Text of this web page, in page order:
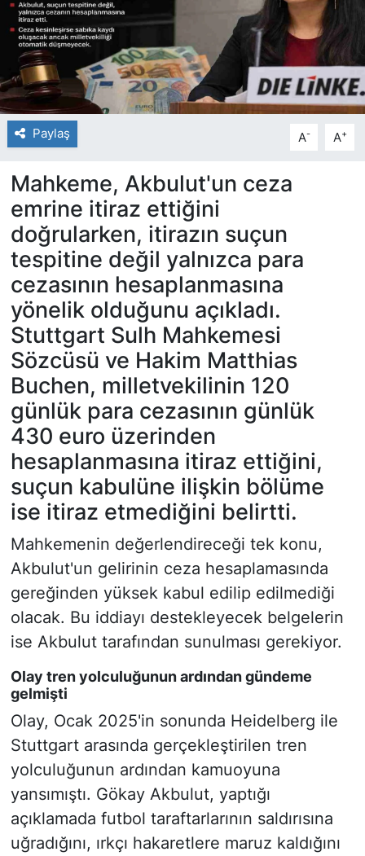
Paylaş A- A+
Mahkeme, Akbulut'un ceza
emrine itiraz ettiğini
doğrularken, itirazın suçun
tespitine değil yalnızca para
cezasının hesaplanmasına
yönelik olduğunu açıkladı.
Stuttgart Sulh Mahkemesi
Sözcüsü ve Hakim Matthias
Buchen, milletvekilinin 120
günlük para cezasının günlük
430 euro üzerinden
hesaplanmasına itiraz ettiğini,
suçun kabulüne ilişkin bölüme
ise itiraz etmediğini belirtti.
Mahkemenin değerlendireceği tek konu,
Akbulut'un gelirinin ceza hesaplamasında
gereğinden yüksek kabul edilip edilmediği
olacak. Bu iddiayı destekleyecek belgelerin
ise Akbulut tarafından sunulması gerekiyor.
Olay tren yolculuğunun ardından gündeme
gelmişti
Olay, Ocak 2025'in sonunda Heidelberg ile
Stuttgart arasında gerçekleştirilen tren
yolculuğunun ardından kamuoyuna
yansımıştı. Gökay Akbulut, yaptığı
açıklamada futbol taraftarlarının saldırısına
uğradığını, ırkçı hakaretlere maruz kaldığını